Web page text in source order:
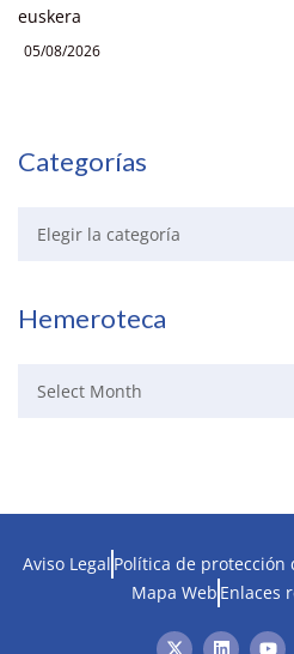
euskera
05/08/2026
Categorías
Hemeroteca
Aviso Legal Política de protección
Mapa Web Enlaces